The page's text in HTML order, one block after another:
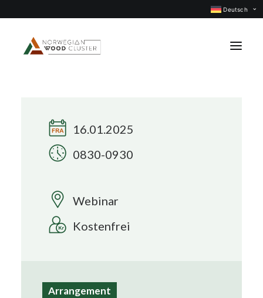
Deutsch
Events
Projekte
Mitglieder
Über uns
Search
16.01.2025
0830-0930
Webinar
Kostenfrei
Arrangement